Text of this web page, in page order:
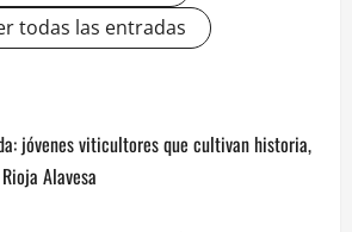
todas las entradas
jóvenes viticultores que cultivan historia,
Alavesa